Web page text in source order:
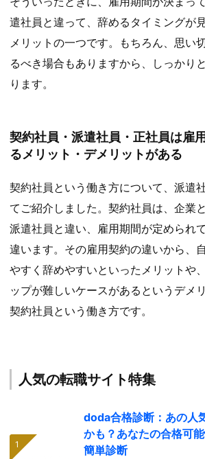
遣社員と違って、辞めるタイミングが
メリットの一つです。もちろん、思い
るべき場合もありますから、しっかり
ります。
契約社員・派遣社員・正社員は雇
るメリット・デメリットがある
契約社員という働き方について、派遣
てご紹介しました。契約社員は、企業
派遣社員と違い、雇用期間が定められ
違います。その雇用契約の違いから、
やすく辞めやすいといったメリットや
ップが難しいケースがあるというデメ
契約社員という働き方です。
人気の転職サイト特集
doda合格診断：あの人
かも？あなたの合格可
簡単診断